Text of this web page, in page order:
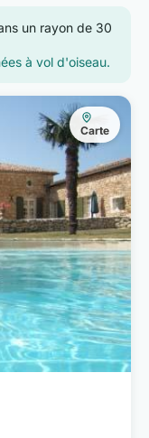
un rayon de 30
à vol d'oiseau.
Carte